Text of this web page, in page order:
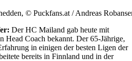
© Puckfans.at / Andreas
Der HC Mailand gab heute mit
Head Coach bekannt. Der 65-Jährige,
in einigen der besten Ligen der
bereits in Finnland und in der